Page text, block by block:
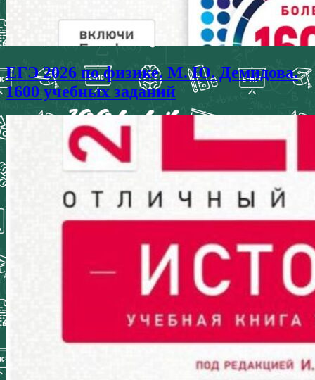
ЕГЭ 2026 по физике. М. Ю. Демидова.
1600 учебных заданий